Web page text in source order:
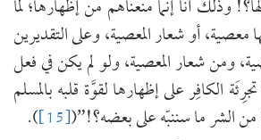
وذلك أنا إنما منعناهم من إظهارها؛ لما
معصية، أو شعار المعصية، وعلى التقديرين
ومن شعار المعصية، ولو لم يكن في فعل
الكافِر على إظهارها لقوَّة قلبه بالمسلم
من الشر ما سننبّه على بعضه؟!”([15]
).